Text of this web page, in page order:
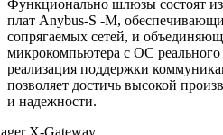
Функционально шлюзы состоят
плат Anybus-S -M,
сопрягаемых сетей, и
микрокомпьютера с ОС
реализация поддержки
позволяет достичь высокой
и надежности.